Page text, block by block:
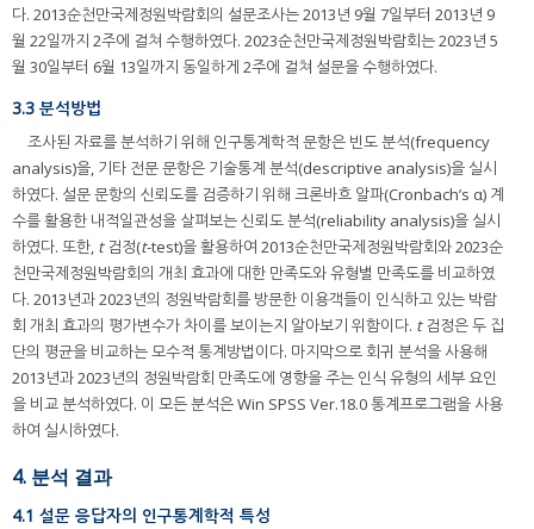
다. 2013순천만국제정원박람회의 설문조사는 2013년 9월 7일부터 2013년 9
월 22일까지 2주에 걸쳐 수행하였다. 2023순천만국제정원박람회는 2023년 5
월 30일부터 6월 13일까지 동일하게 2주에 걸쳐 설문을 수행하였다.
3.3 분석방법
조사된 자료를 분석하기 위해 인구통계학적 문항은 빈도 분석(frequency
analysis)을, 기타 전문 문항은 기술통계 분석(descriptive analysis)을 실시
하였다. 설문 문항의 신뢰도를 검증하기 위해 크론바흐 알파(Cronbach’s α) 계
수를 활용한 내적일관성을 살펴보는 신뢰도 분석(reliability analysis)을 실시
하였다. 또한, t검정(t-test)을 활용하여 2013순천만국제정원박람회와 2023순
천만국제정원박람회의 개최 효과에 대한 만족도와 유형별 만족도를 비교하였
다. 2013년과 2023년의 정원박람회를 방문한 이용객들이 인식하고 있는 박람
회 개최 효과의 평가변수가 차이를 보이는지 알아보기 위함이다. t검정은 두 집
단의 평균을 비교하는 모수적 통계방법이다. 마지막으로 회귀 분석을 사용해
2013년과 2023년의 정원박람회 만족도에 영향을 주는 인식 유형의 세부 요인
을 비교 분석하였다. 이 모든 분석은 Win SPSS Ver.18.0 통계프로그램을 사용
하여 실시하였다.
4. 분석 결과
4.1 설문 응답자의 인구통계학적 특성